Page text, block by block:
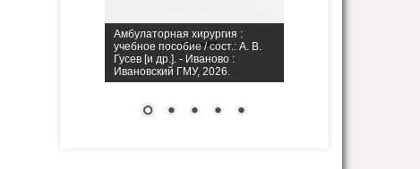
Амбулаторная хирургия :
учебное пособие / сост.: А. В.
Гусев [и др.]. - Иваново :
Ивановский ГМУ, 2026.